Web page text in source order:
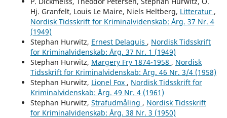
Hj. Granfelt, Louis Le Maire, Niels Heltberg, Litteratur ,
Nordisk Tidsskrift for Kriminalvidenskab: Årg. 37 Nr. 4
(1949)
Stephan Hurwitz, Ernest Delaquis , Nordisk Tidsskrift
for Kriminalvidenskab: Årg. 37 Nr. 1 (1949)
Stephan Hurwitz, Margery Fry 1874-1958 , Nordisk
Tidsskrift for Kriminalvidenskab: Årg. 46 Nr. 3/4 (1958)
Stephan Hurwitz, Lionel Fox , Nordisk Tidsskrift for
Kriminalvidenskab: Årg. 49 Nr. 4 (1961)
Stephan Hurwitz, Strafudmåling , Nordisk Tidsskrift
for Kriminalvidenskab: Årg. 38 Nr. 3 (1950)